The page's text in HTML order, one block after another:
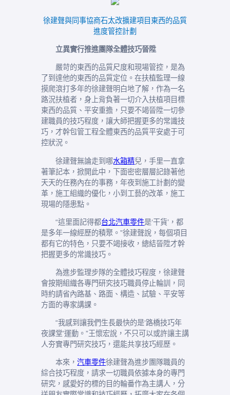
徐建聲與同事協商石太改擴建項目東西的品質
進度管控計劃
立異實行推進團隊全體技巧晉陞
嚴苛的東西的品質尺度和現場管控，是為
了到達他的東西的品質定位。在扶植監理一線
摸爬滾打多年的徐建聲明白地了解，作為一名
路況扶植者，身上背負著一切介入扶植項目標
東西的品質、平安重擔，只要不竭晉陞一切參
建職員的技巧程度，讓大師把握更多的常識技
巧，才幹包管工程全體東西的品質平安處于可
控狀況。
徐建聲無論走到哪水箱精兒，手里一直拿
著筆記本，掀開此中，下面密密層層記錄著他
天天的任務內在的事務，年夜到施工計劃的變
革，施工組織的優化，小到工藝的改革，施工
現場的隱患點。
“這里面記得都台北汽車零件是‘干貨’，都
是多年一線經歷的積聚。”徐建聲說，每個項目
都有它的特色，只要不竭接收，總結晉陞才幹
把握更多的常識技巧。
為進步監理步隊的全體技巧程度，徐建聲
會按期組織各專門研究技巧職員停止輪訓，同
時約請省內路基、路面、構造、試驗、平安等
方面的專家講課。
“我感到讓我們生長最快的是‘路橋技巧年
夜課堂’運動。”王懷宏說，不只可以或許讓主講
人夯實專門研究技巧，還能共享技巧經歷。
本來，汽車零件徐建聲為進步團隊職員的
綜合技巧程度，請求一切職員依據本身的專門
研究，感愛好的標的目的輪番作為主講人，分